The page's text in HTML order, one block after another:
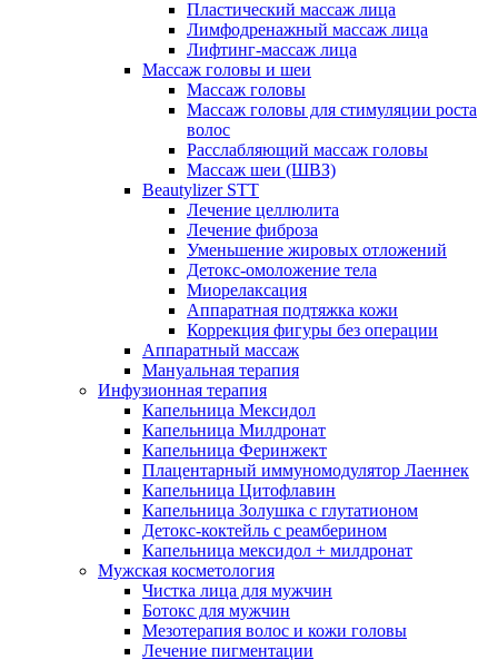
Пластический массаж лица
Лимфодренажный массаж лица
Лифтинг-массаж лица
Массаж головы и шеи
Массаж головы
Массаж головы для стимуляции роста
волос
Расслабляющий массаж головы
Массаж шеи (ШВЗ)
Beautylizer STT
Лечение целлюлита
Лечение фиброза
Уменьшение жировых отложений
Детокс-омоложение тела
Миорелаксация
Аппаратная подтяжка кожи
Коррекция фигуры без операции
Аппаратный массаж
Мануальная терапия
Инфузионная терапия
Капельница Мексидол
Капельница Милдронат
Капельница Феринжект
Плацентарный иммуномодулятор Лаеннек
Капельница Цитофлавин
Капельница Золушка с глутатионом
Детокс-коктейль с реамберином
Капельница мексидол + милдронат
Мужская косметология
Чистка лица для мужчин
Ботокс для мужчин
Мезотерапия волос и кожи головы
Лечение пигментации